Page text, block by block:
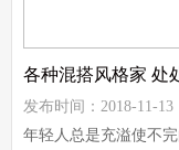
各种混搭风格家 处
发布时间：2018-11-13
年轻人总是充溢使不